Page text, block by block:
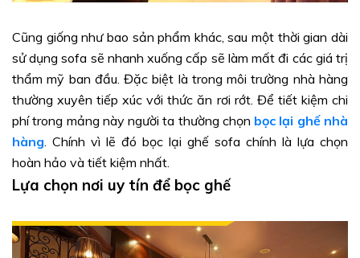
Cũng giống như bao sản phẩm khác, sau một thời gian dài
sử dụng sofa sẽ nhanh xuống cấp sẽ làm mất đi các giá trị
thẩm mỹ ban đầu. Đặc biệt là trong môi trường nhà hàng
thường xuyên tiếp xúc với thức ăn rơi rớt. Để tiết kiệm chi
phí trong mảng này người ta thường chọn bọc lại ghế nhà
hàng . Chính vì lẽ đó bọc lại ghế sofa chính là lựa chọn
hoàn hảo và tiết kiệm nhất.
Lựa chọn nơi uy tín để bọc ghế